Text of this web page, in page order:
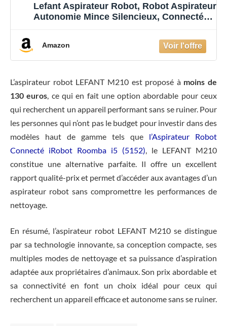
Lefant Aspirateur Robot, Robot Aspirateur
Autonomie Mince Silencieux, Connecté
d'aspirations, Programmable, Idéal pour
Les Poils d'animaux Tapis Sols Durs, M210
B
Amazon
L’aspirateur robot LEFANT M210 est proposé à moins de
130 euros, ce qui en fait une option abordable pour ceux
qui recherchent un appareil performant sans se ruiner. Pour
les personnes qui n’ont pas le budget pour investir dans des
modèles haut de gamme tels que l’Aspirateur Robot
Connecté iRobot Roomba i5 (5152), le LEFANT M210
constitue une alternative parfaite. Il offre un excellent
rapport qualité-prix et permet d’accéder aux avantages d’un
aspirateur robot sans compromettre les performances de
nettoyage.
En résumé, l’aspirateur robot LEFANT M210 se distingue
par sa technologie innovante, sa conception compacte, ses
multiples modes de nettoyage et sa puissance d’aspiration
adaptée aux propriétaires d’animaux. Son prix abordable et
sa connectivité en font un choix idéal pour ceux qui
recherchent un appareil efficace et autonome sans se ruiner.